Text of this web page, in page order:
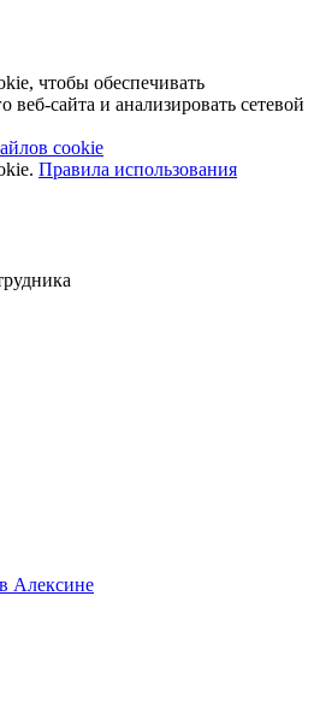
чтобы обеспечивать
сайта и анализировать сетевой
cookie
Правила использования
Алексине